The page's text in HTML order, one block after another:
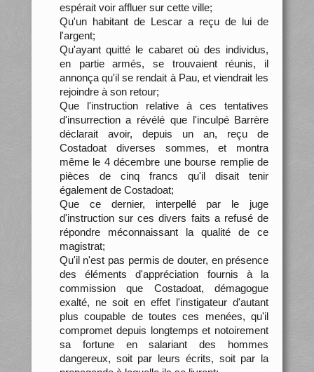
espérait voir affluer sur cette ville;
Qu'un habitant de Lescar a reçu de lui de
l'argent;
Qu'ayant quitté le cabaret où des individus,
en partie armés, se trouvaient réunis, il
annonça qu'il se rendait à Pau, et viendrait les
rejoindre à son retour;
Que l'instruction relative à ces tentatives
d'insurrection a révélé que l'inculpé Barrère
déclarait avoir, depuis un an, reçu de
Costadoat diverses sommes, et montra
même le 4 décembre une bourse remplie de
pièces de cinq francs qu'il disait tenir
également de Costadoat;
Que ce dernier, interpellé par le juge
d'instruction sur ces divers faits a refusé de
répondre méconnaissant la qualité de ce
magistrat;
Qu'il n'est pas permis de douter, en présence
des éléments d'appréciation fournis à la
commission que Costadoat, démagogue
exalté, ne soit en effet l'instigateur d'autant
plus coupable de toutes ces menées, qu'il
compromet depuis longtemps et notoirement
sa fortune en salariant des hommes
dangereux, soit par leurs écrits, soit par la